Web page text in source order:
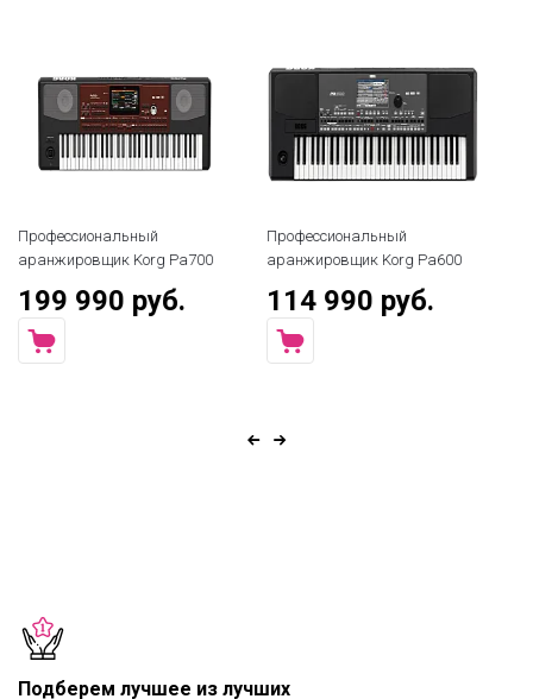
Профессиональный
аранжировщик Korg Pa700
199 990 руб.
Профессиональный
аранжировщик Korg Pa600
114 990 руб.
Подберем лучшее из лучших